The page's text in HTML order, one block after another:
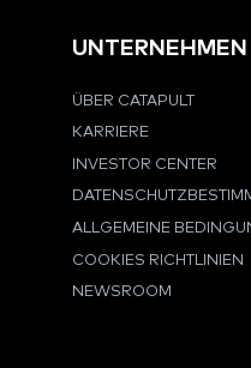
UNTERNEHMEN
ÜBER CATAPULT
KARRIERE
INVESTOR CENTER
ALLGEMEINE
COOKIES RICHTLINIEN
NEWSROOM